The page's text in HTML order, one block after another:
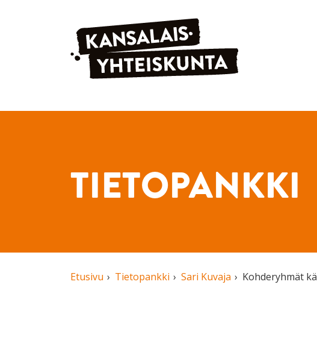
Siirry sisältöön
TIETOPANKKI
Etusivu Tietopankki Sari Kuvaja Kohderyhmät